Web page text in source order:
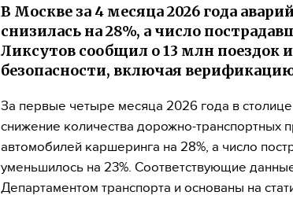
В Москве за 4 месяца 2026 года
снизилась на 28%, а число
Ликсутов сообщил о 13 млн поездок
безопасности, включая
За первые четыре месяца 2026 года в
снижение количества дорожно-транспортных
автомобилей каршеринга на 28%, а число
уменьшилось на 23%. Соответствующие
Департаментом транспорта и основаны на